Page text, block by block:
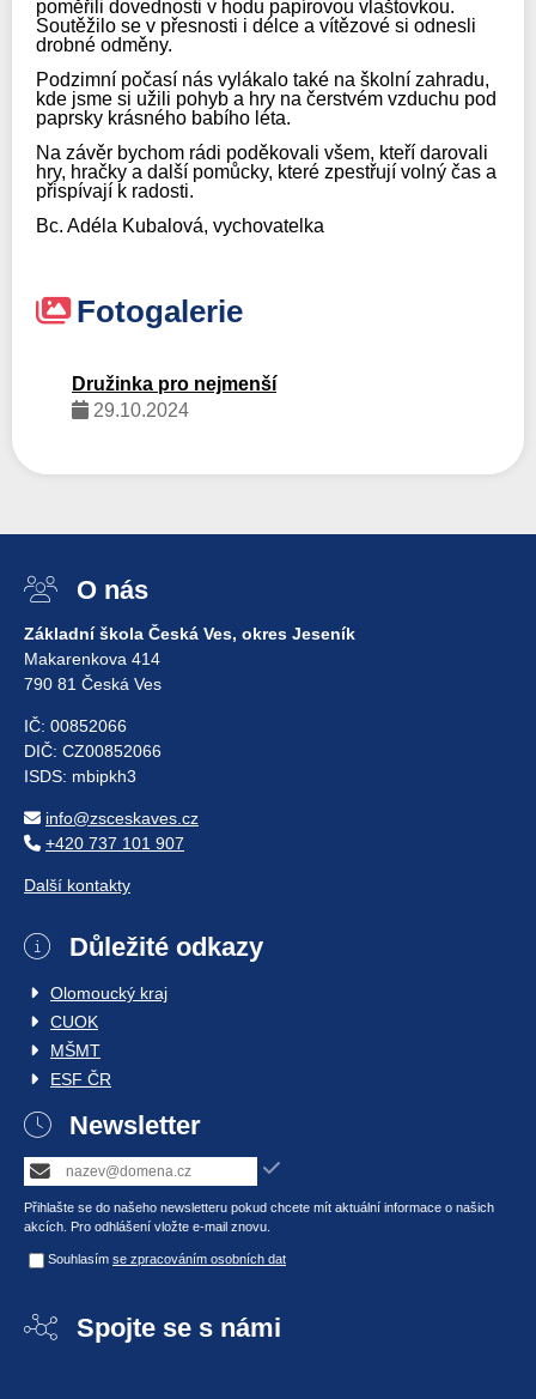
poměřili dovednosti v hodu papírovou vlaštovkou.
Soutěžilo se v přesnosti i délce a vítězové si odnesli
drobné odměny.
Podzimní počasí nás vylákalo také na školní zahradu,
kde jsme si užili pohyb a hry na čerstvém vzduchu pod
paprsky krásného babího léta.
Na závěr bychom rádi poděkovali všem, kteří darovali
hry, hračky a další pomůcky, které zpestřují volný čas a
přispívají k radosti.
Bc. Adéla Kubalová, vychovatelka
Fotogalerie
Družinka pro nejmenší
29.10.2024
O nás
Základní škola Česká Ves, okres Jeseník
Makarenkova 414
790 81 Česká Ves
IČ: 00852066
DIČ: CZ00852066
ISDS: mbipkh3
info@zsceskaves.cz
+420 737 101 907
Další kontakty
Důležité odkazy
Olomoucký kraj
CUOK
MŠMT
ESF ČR
Newsletter
Přihlašte se do našeho newsletteru pokud chcete mít aktuální informace o našich
akcích. Pro odhlášení vložte e-mail znovu.
Souhlasím se zpracováním osobních dat
Spojte se s námi